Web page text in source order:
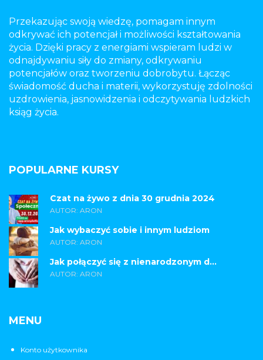
Przekazując swoją wiedzę, pomagam innym
odkrywać ich potencjał i możliwości kształtowania
życia. Dzięki pracy z energiami wspieram ludzi w
odnajdywaniu siły do zmiany, odkrywaniu
potencjałów oraz tworzeniu dobrobytu. Łącząc
świadomość ducha i materii, wykorzystuję zdolności
uzdrowienia, jasnowidzenia i odczytywania ludzkich
ksiąg życia.
POPULARNE KURSY
Czat na żywo z dnia 30 grudnia 2024
AUTOR: ARON
Jak wybaczyć sobie i innym ludziom
AUTOR: ARON
Jak połączyć się z nienarodzonym d...
AUTOR: ARON
MENU
Konto użytkownika